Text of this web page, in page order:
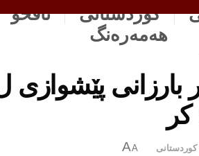
كوردستانى ناڤخۆ
هه‌مه‌ره‌نگ
پێشوازى
كوردستانى A
A